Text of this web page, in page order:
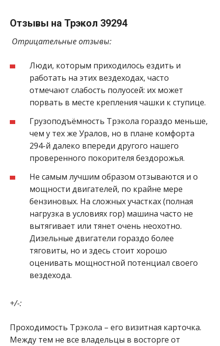
Отзывы на Трэкол 39294
Отрицательные отзывы:
Люди, которым приходилось ездить и
работать на этих вездеходах, часто
отмечают слабость полуосей: их может
порвать в месте крепления чашки к ступице.
Грузоподъёмность Трэкола гораздо меньше,
чем у тех же Уралов, но в плане комфорта
294-й далеко впереди другого нашего
проверенного покорителя бездорожья.
Не самым лучшим образом отзываются и о
мощности двигателей, по крайне мере
бензиновых. На сложных участках (полная
нагрузка в условиях гор) машина часто не
вытягивает или тянет очень неохотно.
Дизельные двигатели гораздо более
тяговиты, но и здесь стоит хорошо
оценивать мощностной потенциал своего
вездехода.
+/-:
Проходимость Трэкола – его визитная карточка.
Между тем не все владельцы в восторге от